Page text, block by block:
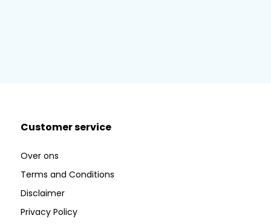
Customer service
Over ons
Terms and Conditions
Disclaimer
Privacy Policy